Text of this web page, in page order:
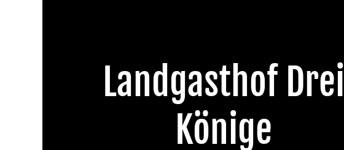
Landgasthof Drei
Könige